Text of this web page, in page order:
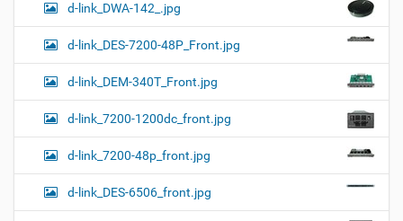
d-link_DWA-142_.jpg
d-link_DES-7200-48P_Front.jpg
d-link_DEM-340T_Front.jpg
d-link_7200-1200dc_front.jpg
d-link_7200-48p_front.jpg
d-link_DES-6506_front.jpg